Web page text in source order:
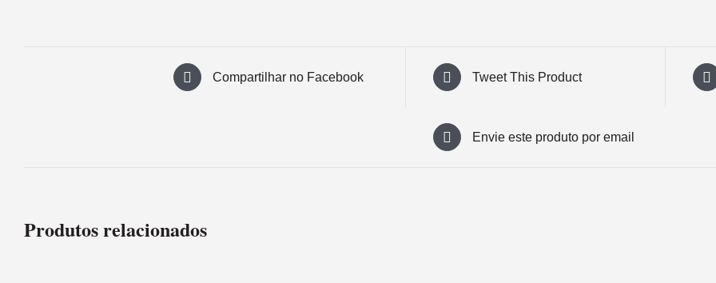
Compartilhar no Facebook Tweet This Product
Envie este produto por email
Produtos relacionados